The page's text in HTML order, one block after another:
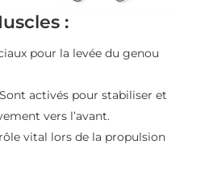
:
pour la levée du genou
activés pour stabiliser et
vers l’avant.
vital lors de la propulsion